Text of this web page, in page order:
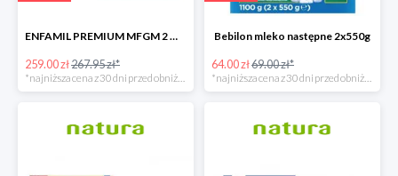
ENFAMIL PREMIUM MFGM 2 MLEKO NASTĘPNE POWYŻEJ 6. MIESIĄCA ŻYCIA
259.00 zł267.95 zł*
Bebilon mleko następne 2x550g
64.00 zł69.00 zł*